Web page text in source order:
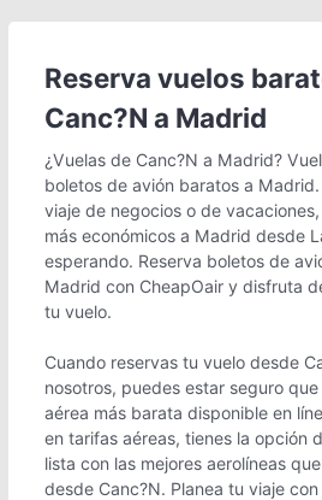
Reserva vuelos
Canc?N a Madrid
¿Vuelas de Canc?N a Madrid?
boletos de avión baratos a
viaje de negocios o de
más económicos a Madrid desde
esperando. Reserva boletos de
Madrid con CheapOair y disfruta
tu vuelo.
Cuando reservas tu vuelo desde
nosotros, puedes estar seguro
aérea más barata disponible en
en tarifas aéreas, tienes la opción
lista con las mejores aerolíneas
desde Canc?N. Planea tu viaje